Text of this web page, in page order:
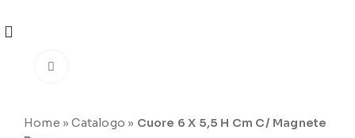
Home »Catalogo » Cuore 6 X 5,5 H Cm C/ Magnete